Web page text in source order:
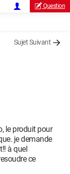
Question
Sujet Suivant
le produit pour
je demande
à quel
ce